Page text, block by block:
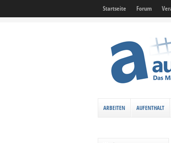
Startseite Forum
ARBEITEN AUFENTHALT